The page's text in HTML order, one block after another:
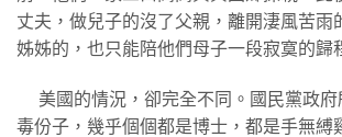
丈夫，做兒子的沒了父親，離開淒風苦雨
姊姊的，也只能陪他們母子一段寂寞的歸
美國的情況，卻完全不同。國民黨政
毒份子，幾乎個個都是博士，都是手無縛